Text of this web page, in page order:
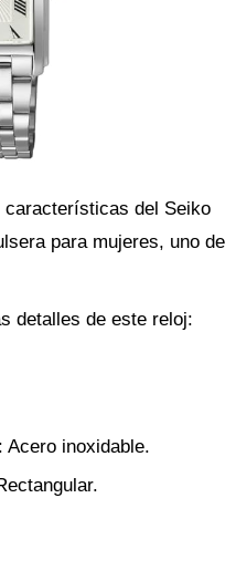
características del Seiko
para mujeres, uno de
detalles de este reloj:
Acero inoxidable.